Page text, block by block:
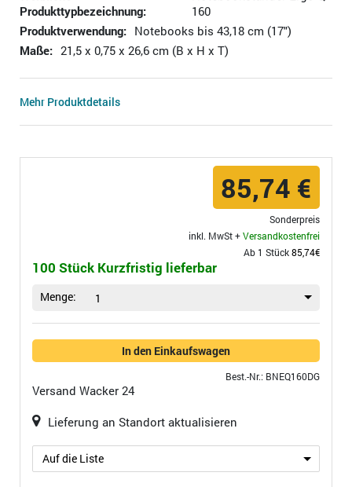
Produkttypbezeichnung:
160
Produktverwendung: Notebooks bis 43,18 cm (17")
Maße: 21,5 x 0,75 x 26,6 cm (B x H x T)
Mehr Produktdetails
85,74 €
Sonderpreis
inkl. MwSt +Versandkostenfrei
Ab 1 Stück85,74€
100 Stück Kurzfristig lieferbar
Menge: 1
In den Einkaufswagen
Best.-Nr.: BNEQ160DG
Versand Wacker 24
Lieferung an Standort aktualisieren
Auf die Liste